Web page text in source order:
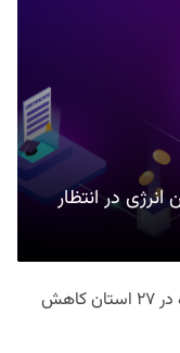
در انتظار
گزارش شاپرک: تعداد تراکنش‌های تیر ماه در ۲۷ استان‌ کاهش